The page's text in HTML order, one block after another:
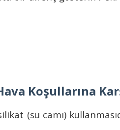
Koşullarına
(su camı)